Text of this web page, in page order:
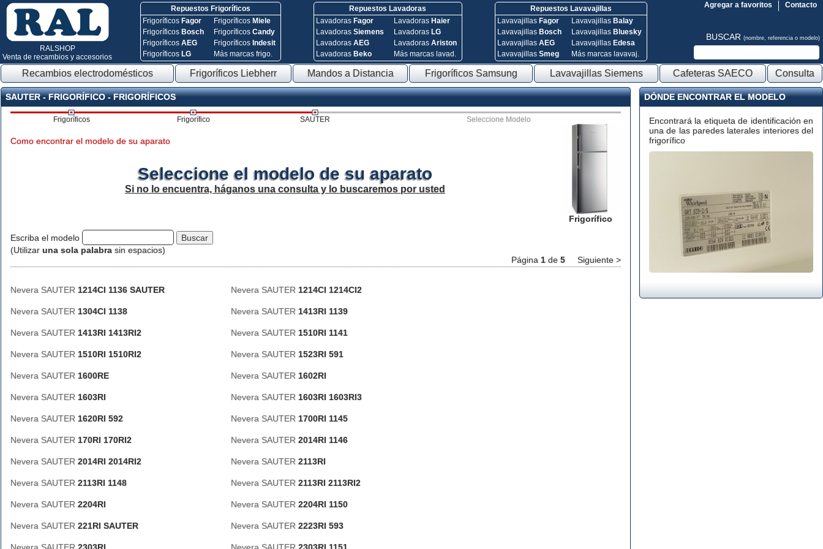
RALSHOP
Venta de recambios y accesorios
Repuestos Frigoríficos
Frigoríficos Fagor
Frigoríficos Bosch
FrigoríficosAEG
Frigoríficos LG
Frigoríficos Miele
FrigoríficosCandy
Frigoríficos Indesit
Más marcas frigo.
Repuestos Lavadoras
Lavadoras Fagor
Lavadoras Siemens
Lavadoras AEG
Lavadoras Beko
Lavadoras Haier
Lavadoras LG
Lavadoras Ariston
Más marcas lavad.
Repuestos Lavavajillas
Lavavajillas Fagor
Lavavajillas Bosch
Lavavajillas AEG
Lavavajillas Smeg
Lavavajillas Balay
Lavavajillas Bluesky
Lavavajillas Edesa
Más marcas lavavaj.
Contacto
Agregar a favoritos
BUSCAR (nombre, referencia o modelo)
Recambios electrodomésticos Frigoríficos Liebherr Mandos a Distancia Frigoríficos Samsung Lavavajillas Siemens Cafeteras SAECO Consulta
SAUTER - FRIGORÍFICO - FRIGORÍFICOS
Frigoríficos Frigorífico SAUTER Seleccione Modelo
Frigorífico
Como encontrar el modelo de su aparato
Seleccione el modelo de su aparato
Si no lo encuentra, háganos una consulta y lo buscaremos por usted
Escriba el modelo
(Utilizar una sola palabra sin espacios)
Página 1 de 5 Siguiente >
Nevera SAUTER 1214CI 1136 SAUTER Nevera SAUTER 1214CI 1214CI2
Nevera SAUTER 1304CI 1138 Nevera SAUTER 1413RI 1139
Nevera SAUTER 1413RI 1413RI2 Nevera SAUTER 1510RI 1141
Nevera SAUTER 1510RI 1510RI2 Nevera SAUTER 1523RI 591
Nevera SAUTER 1600RE Nevera SAUTER 1602RI
Nevera SAUTER 1603RI Nevera SAUTER 1603RI 1603RI3
Nevera SAUTER 1620RI 592 Nevera SAUTER 1700RI 1145
Nevera SAUTER 170RI 170RI2 Nevera SAUTER 2014RI 1146
Nevera SAUTER 2014RI 2014RI2 Nevera SAUTER 2113RI
Nevera SAUTER 2113RI 1148 Nevera SAUTER 2113RI 2113RI2
Nevera SAUTER 2204RI Nevera SAUTER 2204RI 1150
Nevera SAUTER 221RI SAUTER Nevera SAUTER 2223RI 593
DÓNDE ENCONTRAR EL MODELO
Encontrará la etiqueta de identificación en
una de las paredes laterales interiores del
frigorífico